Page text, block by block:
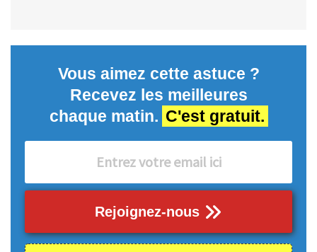
Vous aimez cette astuce ?
Recevez les meilleures
chaque matin. C'est gratuit.
Rejoignez-nous